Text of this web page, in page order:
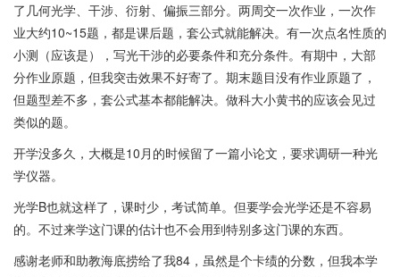
了几何光学、干涉、衍射、偏振三部分。两周交一次作业，一次作
业大约10~15题，都是课后题，套公式就能解决。有一次点名性质的
小测（应该是），写光干涉的必要条件和充分条件。有期中，大部
分作业原题，但我突击效果不好寄了。期末题目没有作业原题了，
但题型差不多，套公式基本都能解决。做科大小黄书的应该会见过
类似的题。
开学没多久，大概是10月的时候留了一篇小论文，要求调研一种光
学仪器。
光学B也就这样了，课时少，考试简单。但要学会光学还是不容易
的。不过来学这门课的估计也不会用到特别多这门课的东西。
感谢老师和助教海底捞给了我84，虽然是个卡绩的分数，但我本学